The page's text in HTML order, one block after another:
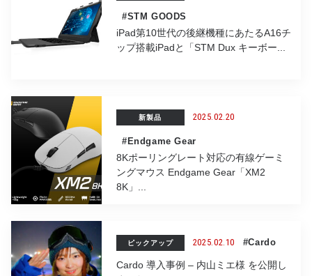
#STM GOODS
iPad第10世代の後継機種にあたるA16チ
ップ搭載iPadと「STM Dux キーボー...
新製品 2025.02.20
#Endgame Gear
8Kポーリングレート対応の有線ゲーミ
ングマウス Endgame Gear「XM2
8K」...
ピックアップ 2025.02.10 #Cardo
Cardo 導入事例 – 内山ミエ様 を公開し